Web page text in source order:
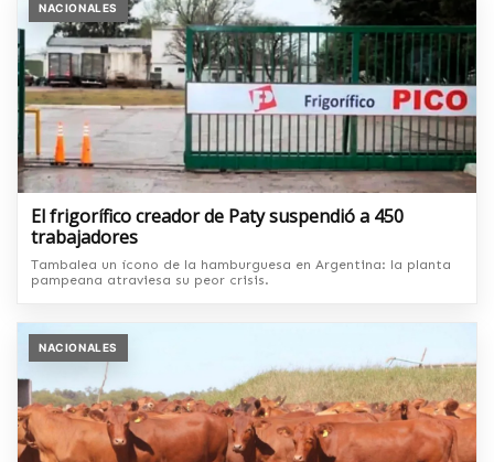
NACIONALES
El frigorífico creador de Paty suspendió a 450
trabajadores
Tambalea un ícono de la hamburguesa en Argentina: la planta
pampeana atraviesa su peor crisis.
NACIONALES